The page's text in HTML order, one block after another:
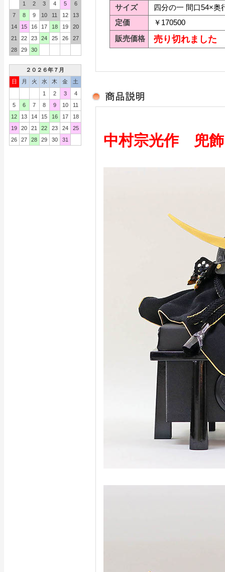
1
2 3 4 5
6
7
8 9 10 11 12
13
14
15 16 17 18 19
20
21
22 23 24 25 26
27
28
29 30
２０２６年７月
日
月 火 水 木 金
土
1
2 3
4
5
6 7 8 9 10
11
12
13 14 15 16 17
18
19
20 21 22 23 24
25
26
27 28 29 30 31
サイズ
四分の一 間口54×奥
定価
￥170500
販売価格
売り切れました
中村宗光作 兜